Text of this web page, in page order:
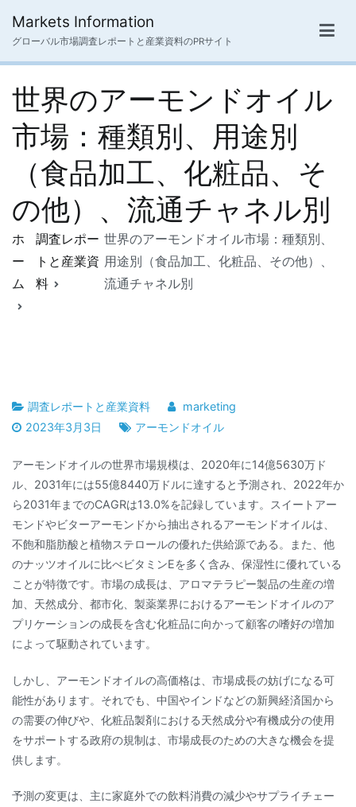
ス
Markets Information
グローバル市場調査レポートと産業資料のPRサイト
世界のアーモンドオイル
市場：種類別、用途別
（食品加工、化粧品、そ
の他）、流通チャネル別
ホ
ー
ム
調査レポー
トと産業資
料
世界のアーモンドオイル市場：種類別、
用途別（食品加工、化粧品、その他）、
流通チャネル別
調査レポートと産業資料
marketing
2023年3月3日
アーモンドオイル
アーモンドオイルの世界市場規模は、2020年に14億5630万ド
ル、2031年には55億8440万ドルに達すると予測され、2022年か
ら2031年までのCAGRは13.0%を記録しています。スイートアー
モンドやビターアーモンドから抽出されるアーモンドオイルは、
不飽和脂肪酸と植物ステロールの優れた供給源である。また、他
のナッツオイルに比べビタミンEを多く含み、保湿性に優れている
ことが特徴です。市場の成長は、アロマテラピー製品の生産の増
加、天然成分、都市化、製薬業界におけるアーモンドオイルのア
プリケーションの成長を含む化粧品に向かって顧客の嗜好の増加
によって駆動されています。
しかし、アーモンドオイルの高価格は、市場成長の妨げになる可
能性があります。それでも、中国やインドなどの新興経済国から
の需要の伸びや、化粧品製剤における天然成分や有機成分の使用
をサポートする政府の規制は、市場成長のための大きな機会を提
供します。
予測の変更は、主に家庭外での飲料消費の減少やサプライチェー